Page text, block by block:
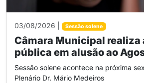
03/08/2026 | Sessão solene
Câmara Municipal realiza
pública em alusão ao
Sessão solene acontece na próxima
Plenário Dr. Mário Medeiros